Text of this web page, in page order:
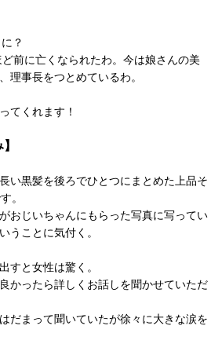
？
前に亡くなられたわ。今は娘さんの美
理事長をつとめているわ。
てくれます！
い黒髪を後ろでひとつにまとめた上品そ
。
おじいちゃんにもらった写真に写ってい
うことに気付く。
すと女性は驚く。
かったら詳しくお話しを聞かせていただ
だまって聞いていたが徐々に大きな涙を